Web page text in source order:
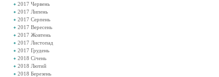
2017 Червень
2017 Липень
2017 Серпень
2017 Вересень
2017 Жовтень
2017 Листопад
2017 Грудень
2018 Січень
2018 Лютий
2018 Березень